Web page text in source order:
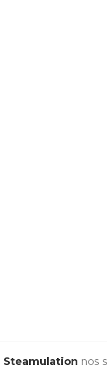
Steamulation nos